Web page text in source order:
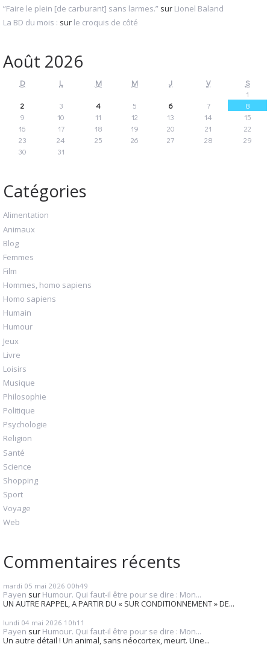
”Faire le plein [de carburant] sans larmes.” sur Lionel Baland
La BD du mois : sur le croquis de côté
Août 2026
D L M M J V
S
1
2
3 4 5 6 7
8
9
10 11 12 13 14
15
16
17 18 19 20 21
22
23
24 25 26 27 28
29
30
31
Catégories
Alimentation
Animaux
Blog
Femmes
Film
Hommes, homo sapiens
Homo sapiens
Humain
Humour
Jeux
Livre
Loisirs
Musique
Philosophie
Politique
Psychologie
Religion
Santé
Science
Shopping
Sport
Voyage
Web
Commentaires récents
mardi 05 mai 2026 00h49
Payen sur Humour. Qui faut-il être pour se dire : Mon...
UN AUTRE RAPPEL, A PARTIR DU « SUR CONDITIONNEMENT » DE...
lundi 04 mai 2026 10h11
Payen sur Humour. Qui faut-il être pour se dire : Mon...
Un autre détail ! Un animal, sans néocortex, meurt. Une...